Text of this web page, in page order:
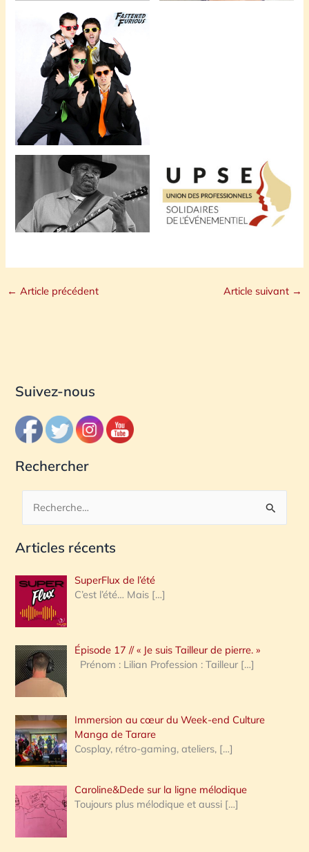
← Article précédent Article suivant →
Suivez-nous
Rechercher
c
e
r
c
h
e
:
Articles récents
SuperFlux de l’été
C’est l’été… Mais […]
Épisode 17 // « Je suis Tailleur de pierre. »
Prénom : Lilian Profession : Tailleur […]
Immersion au cœur du Week-end Culture
Manga de Tarare
Cosplay, rétro-gaming, ateliers, […]
Caroline&Dede sur la ligne mélodique
Toujours plus mélodique et aussi […]